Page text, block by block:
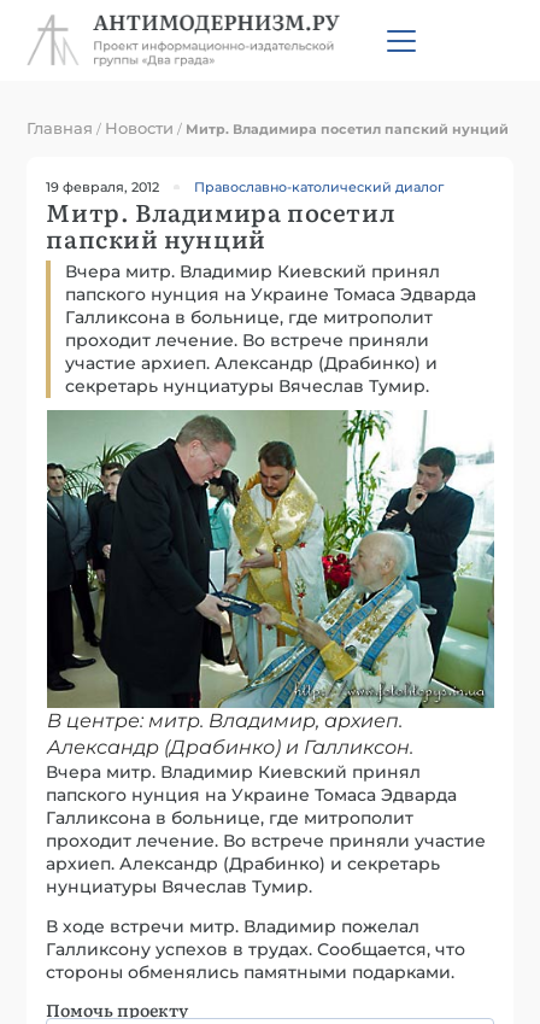
Главная / Новости / Митр. Владимира посетил папский нунций
19 февраля, 2012 Православно-католический диалог
Митр. Владимира посетил
папский нунций
Вчера митр. Владимир Киевский принял
папского нунция на Украине Томаса Эдварда
Галликсона в больнице, где митрополит
проходит лечение. Во встрече приняли
участие архиеп. Александр (Драбинко) и
секретарь нунциатуры Вячеслав Тумир.
В центре: митр. Владимир, архиеп.
Александр (Драбинко) и Галликсон.
Вчера митр. Владимир Киевский принял
папского нунция на Украине Томаса Эдварда
Галликсона в больнице, где митрополит
проходит лечение. Во встрече приняли участие
архиеп. Александр (Драбинко) и секретарь
нунциатуры Вячеслав Тумир.
В ходе встречи митр. Владимир пожелал
Галликсону успехов в трудах. Сообщается, что
стороны обменялись памятными подарками.
Помочь проекту